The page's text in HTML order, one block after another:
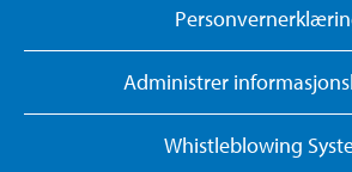
Administrer
Whistleblowing